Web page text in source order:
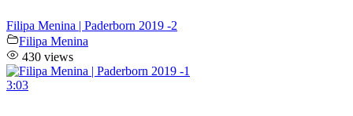
Filipa Menina | Paderborn 2019 -2
Filipa Menina
430 views
3:03